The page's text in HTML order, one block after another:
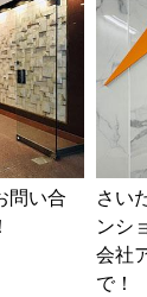
問い合
さい
ンシ
会社
で！